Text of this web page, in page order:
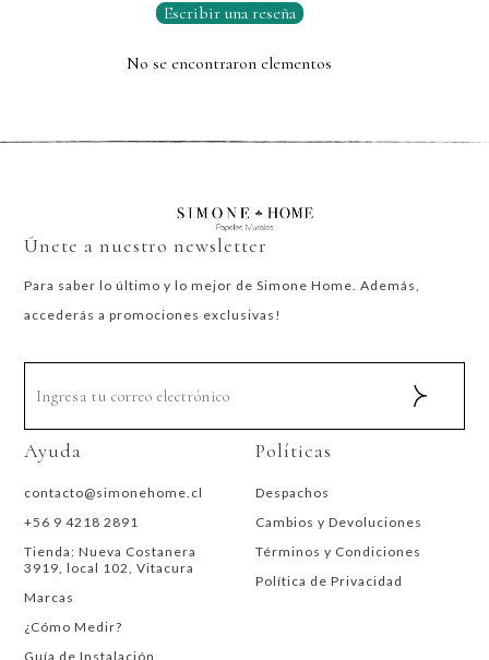
Escribir una reseña
No se encontraron elementos
Únete a nuestro newsletter
Para saber lo último y lo mejor de Simone Home. Además,
accederás a promociones exclusivas!
Ayuda
contacto@simonehome.cl
+56 9 4218 2891
Tienda: Nueva Costanera
3919, local 102, Vitacura
Marcas
¿Cómo Medir?
Guía de Instalación
Políticas
Despachos
Cambios y Devoluciones
Términos y Condiciones
Política de Privacidad